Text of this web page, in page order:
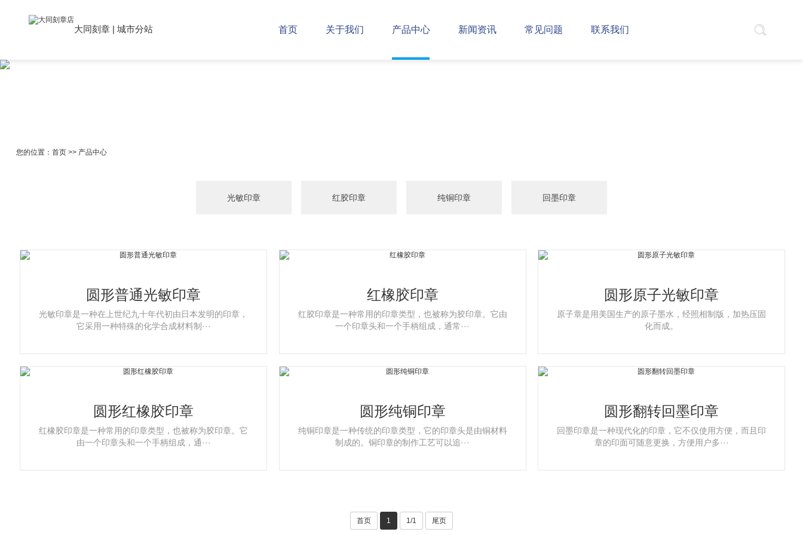
大同刻章 | 城市分站 首页 关于我们 产品中心 新闻资讯 常见问题 联系我们
您的位置： 首页>> 产品中心
光敏印章 红胶印章 纯铜印章 回墨印章
圆形普通光敏印章
光敏印章是一种在上世纪九十年代初由日本发明的印章，
它采用一种特殊的化学合成材料制···
红橡胶印章
红胶印章是一种常用的印章类型，也被称为胶印章。它由
一个印章头和一个手柄组成，通常···
圆形原子光敏印章
原子章是用美国生产的原子墨水，经照相制版，加热压固
化而成。
圆形红橡胶印章
红橡胶印章是一种常用的印章类型，也被称为胶印章。它
由一个印章头和一个手柄组成，通···
圆形纯铜印章
纯铜印章是一种传统的印章类型，它的印章头是由铜材料
制成的。铜印章的制作工艺可以追···
圆形翻转回墨印章
回墨印章是一种现代化的印章，它不仅使用方便，而且印
章的印面可随意更换，方便用户多···
首页 1 1/1 尾页